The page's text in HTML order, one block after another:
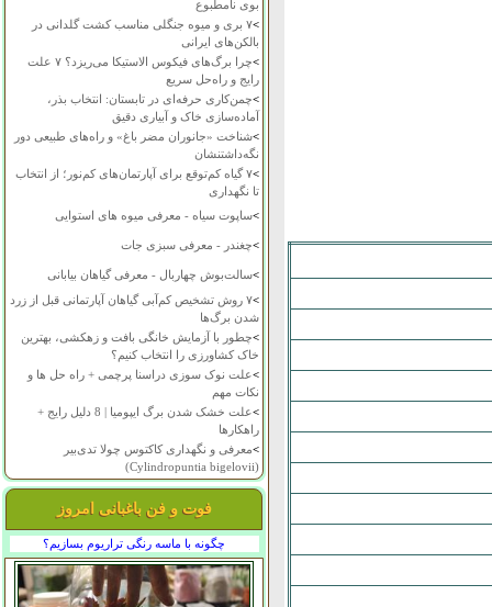
بوی نامطبوع
>
۷ بری و میوه جنگلی مناسب کشت گلدانی در
بالکن‌های ایرانی
>
چرا برگ‌های فیکوس الاستیکا می‌ریزد؟ ۷ علت
رایج و راه‌حل سریع
>چمن‌کاری حرفه‌ای در تابستان: انتخاب بذر،
آماده‌سازی خاک و آبیاری دقیق
>شناخت «جانوران مضر باغ» و راه‌های طبیعی دور
نگه‌داشتنشان
>
۷ گیاه کم‌توقع برای آپارتمان‌های کم‌نور؛ از انتخاب
تا نگهداری
>ساپوت سیاه - معرفی میوه های استوایی
>چغندر - معرفی سبزی جات
>سالت‌بوش چهاربال - معرفی گیاهان بیابانی
>
۷ روش تشخیص کم‌آبی گیاهان آپارتمانی قبل از زرد
شدن برگ‌ها
>چطور با آزمایش خانگی بافت و زهکشی، بهترین
خاک کشاورزی را انتخاب کنیم؟
>علت نوک سوزی دراسنا پرچمی + راه حل ها و
نکات مهم
>
علت خشک شدن برگ ایپومیا | 8 دلیل رایج +
راهکارها
>معرفی و نگهداری کاکتوس چولا تدی‌بیر
(Cylindropuntia bigelovii)
فوت و فن باغبانی امروز
چگونه با ماسه رنگی تراریوم بسازیم؟